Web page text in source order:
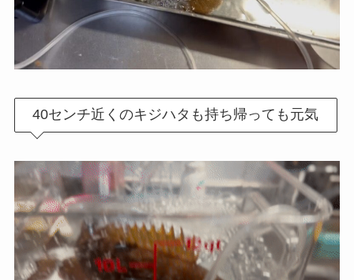
40センチ近くのキジハタも持ち帰っても元気